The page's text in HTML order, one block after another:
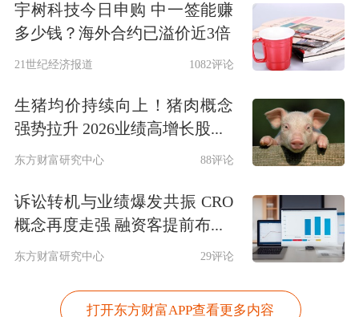
士在内的半导体公司供应电子级氢氟
酸，且价格预计将在6月和7月大幅上
涨。
此番氢氟酸涨价主要归结于霍尔木兹海
峡的阻塞。无水氢氟酸通过萤石与硫酸
反应制得，硫酸的原料是硫，而硫是原
油和 天然气炼制的副产品。由于霍尔木
供应中断。硫酸曾经约占无水氢氟酸成
宇树科技今日申购 中一签能赚
多少钱？海外合约已溢价近3倍
21世纪经济报道 1082评论
生猪均价持续向上！猪肉概念
强势拉升 2026业绩高增长股...
东方财富研究中心 88评论
诉讼转机与业绩爆发共振 CRO
概念再度走强 融资客提前布...
东方财富研究中心 29评论
打开东方财富APP查看更多内容